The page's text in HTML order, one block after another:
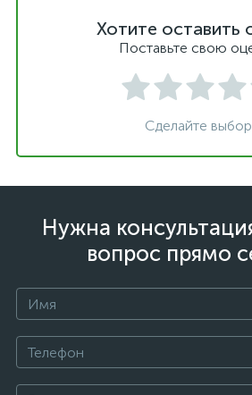
Хотите оставить
Поставьте свою
Сделайте
Нужна
вопрос прямо